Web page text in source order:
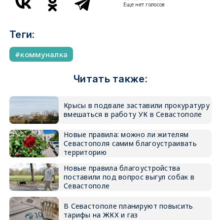
Еще нет голосов
Теги:
коммуналка
Читать также:
Крысы в подвале заставили прокуратуру
вмешаться в работу УК в Севастополе
Новые правила: можно ли жителям
Севастополя самим благоустраивать
территорию
Новые правила благоустройства
поставили под вопрос выгул собак в
Севастополе
В Севастополе планируют повысить
тарифы на ЖКХ и газ